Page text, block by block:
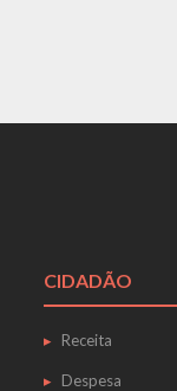
CIDADÃO
Receita
Despesa